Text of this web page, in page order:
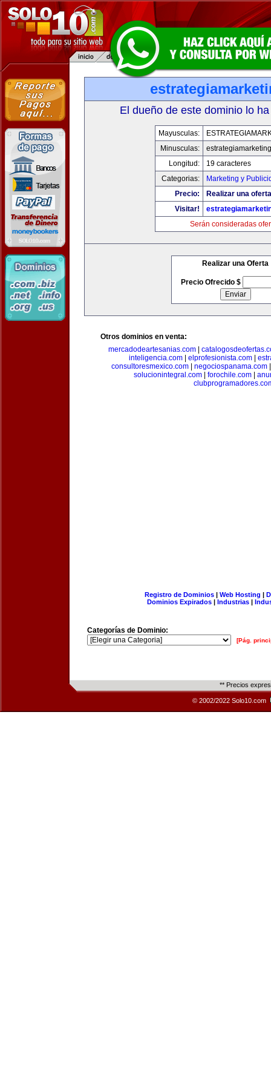
El dueño de este dominio lo
Mayusculas:
Minusculas:
Longitud:
19 caracteres
Categorias:
Marketing y
Precio:
Realizar una
Visitar!
Serán consideradas
Realizar una Oferta
Precio Ofrecido $
Otros dominios en venta:
mercadodeartesanias.com
inteligencia.com| elprofesionista.com|
consultoresmexico.com| negociospanama.com
solucionintegral.com| forochile.com|
Registro de Dominios| Web Hosting |
Dominios Expirados | Industrias |
Categorías de Dominio:
[Pág.
** Precios
© 2002/2022 Solo10.com